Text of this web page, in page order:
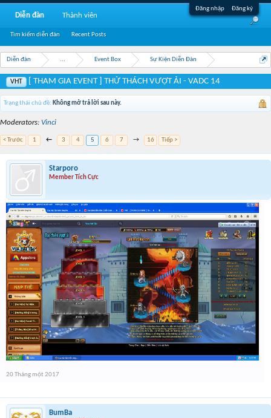
Đăng nhập Đăng ký
Diễn đàn ... Event Box Sự Kiện Diễn Đàn
VHT [ THAM GIA EVENT ] THỬ THÁCH VƯỢT ẢI - VADC 14
Trạng thái chủ đề: Không mở trả lời sau này.
Moderators: Vinci
< Trước 1 ← 3 4 5 6 7 → 16 Tiếp >
Starporo
Member Tích Cực
20 Tháng một 2017
BumBa
Diễn đàn
Tìm kiếm diễn đàn Recent Posts
Thành viên